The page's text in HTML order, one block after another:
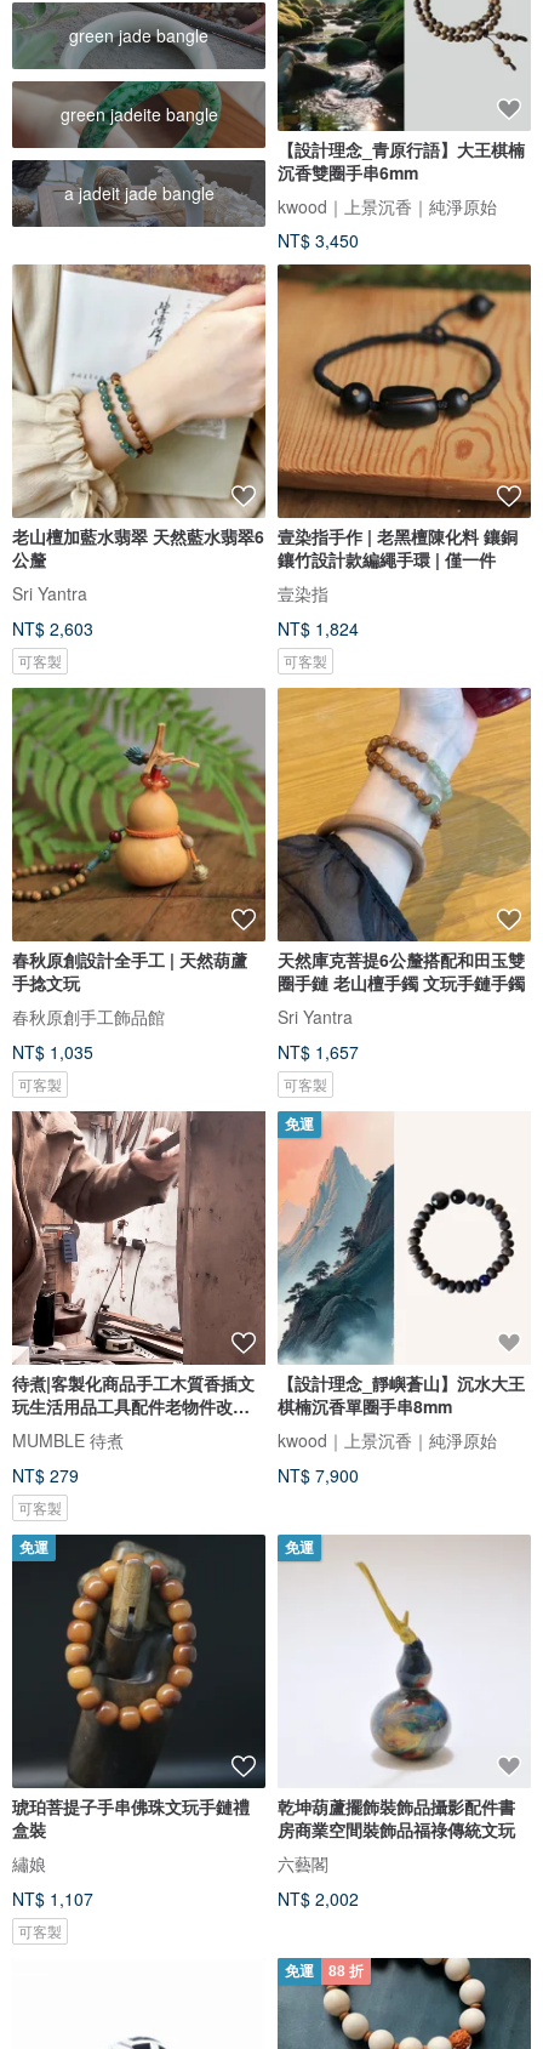
green jade bangle
green jadeite bangle
a jadeit jade bangle
【設計理念_青原行語】大王棋楠
沉香雙圈手串6mm
kwood｜上景沉香｜純淨原始
NT$ 3,450
老山檀加藍水翡翠 天然藍水翡翠6
公釐
Sri Yantra
NT$ 2,603
可客製
壹染指手作 | 老黑檀陳化料 鑲銅
鑲竹設計款編繩手環 | 僅一件
壹染指
NT$ 1,824
可客製
春秋原創設計全手工 | 天然葫蘆
手捻文玩
春秋原創手工飾品館
NT$ 1,035
可客製
天然庫克菩提6公釐搭配和田玉雙
圈手鏈 老山檀手鐲 文玩手鏈手鐲
Sri Yantra
NT$ 1,657
可客製
待煮|客製化商品手工木質香插文
玩生活用品工具配件老物件改商
品
MUMBLE 待煮
NT$ 279
可客製
免運
【設計理念_靜嶼蒼山】沉水大王
棋楠沉香單圈手串8mm
kwood｜上景沉香｜純淨原始
NT$ 7,900
免運
琥珀菩提子手串佛珠文玩手鏈禮
盒裝
繡娘
NT$ 1,107
可客製
免運
乾坤葫蘆擺飾裝飾品攝影配件書
房商業空間裝飾品福祿傳統文玩
六藝閣
NT$ 2,002
免運 88 折